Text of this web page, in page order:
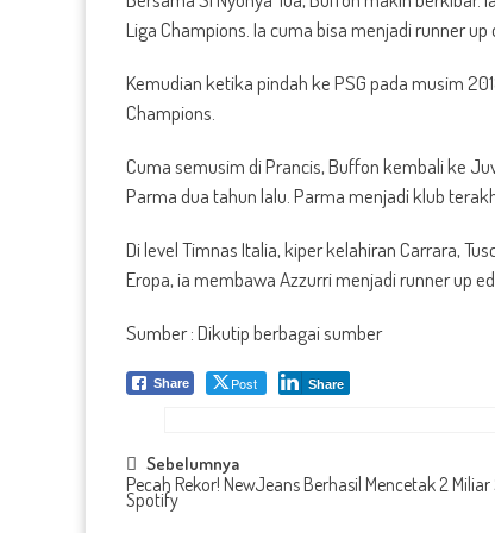
Liga Champions. Ia cuma bisa menjadi runner
Kemudian ketika pindah ke PSG pada musim
Champions.
Cuma semusim di Prancis, Buffon kembali ke
Parma dua tahun lalu. Parma menjadi klub
Di level Timnas Italia, kiper kelahiran Carrara,
Eropa, ia membawa Azzurri menjadi runner up
Sumber : Dikutip berbagai sumber
Share Post Share
Post
navigation
Sebelumnya
Pecah Rekor! NewJeans Berhasil Mencetak 2
Spotify